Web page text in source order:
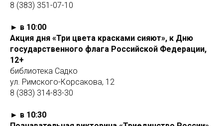
8 (383) 351-07-10
► в 10:00
Акция дня «Три цвета красками сияют», к Дню
государственного флага Российской Федерации,
12+
библиотека Садко
ул. Римского-Корсакова, 12
8 (383) 314-83-30
► в 10:30